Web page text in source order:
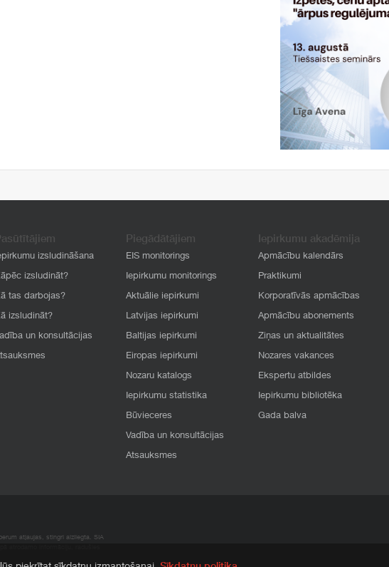
izsludināšana
izsludināt?
tas darbojas?
izsludināt?
un konsultācijas
Piegādātājiem
EIS monitorings
Iepirkumu monitorings
Aktuālie iepirkumi
Latvijas iepirkumi
Baltijas iepirkumi
Eiropas iepirkumi
Nozaru katalogs
Iepirkumu statistika
Būvieceres
Vadība un konsultācijas
Atsauksmes
Iepirkumu akadēmija
Apmācību kalendārs
Praktikumi
Korporatīvās apmācības
Apmācību abonements
Ziņas un aktualitātes
Nozares vakances
Ekspertu atbildes
Iepirkumu bibliotēka
Gada balva
atļaujas, stingri aizliegta. SIA